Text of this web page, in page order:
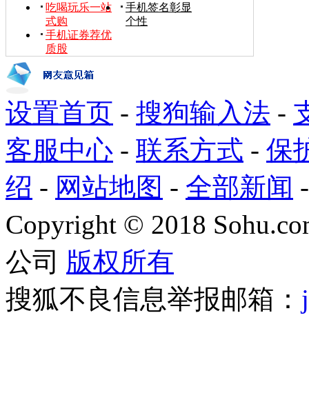
吃喝玩乐一站
式购
手机签名彰显
个性
手机证券荐优
质股
设置首页 - 搜狗输入法 -
客服中心 - 联系方式 - 保
绍 - 网站地图 - 全部新闻
Copyright © 2018
公司 版权所有
搜狐不良信息举报邮箱：